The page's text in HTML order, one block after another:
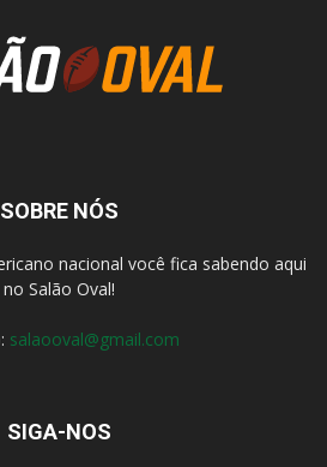
SOBRE NÓS
nacional você fica sabendo aqui
no Salão Oval!
salaooval@gmail.com
SIGA-NOS